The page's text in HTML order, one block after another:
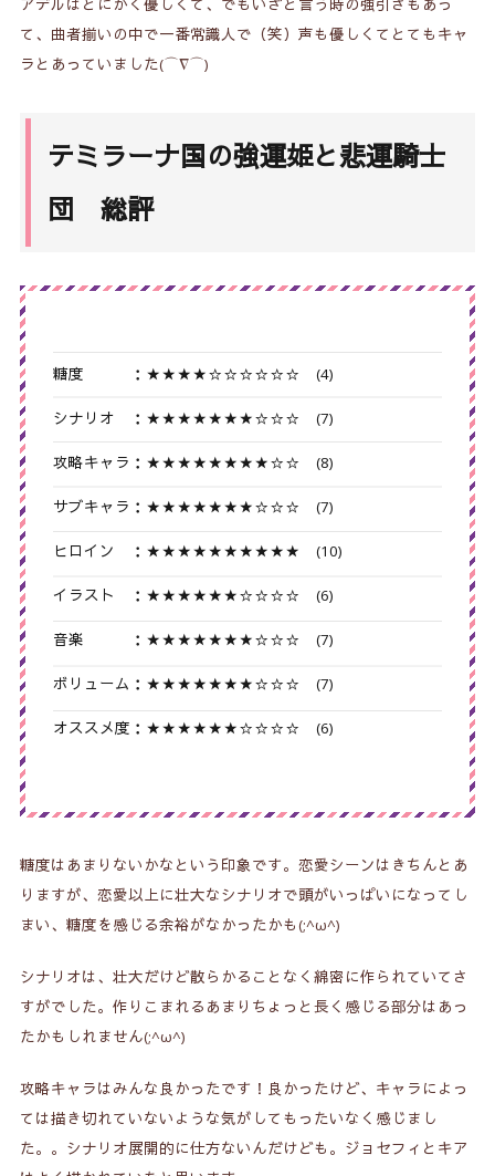
アデルはとにかく優しくて、でもいざと言う時の強引さもあっ
て、曲者揃いの中で一番常識人で（笑）声も優しくてとてもキャ
ラとあっていました(⌒∇⌒)
テミラーナ国の強運姫と悲運騎士
団 総評
糖度 ：★★★★☆☆☆☆☆☆ (4)
シナリオ ：★★★★★★★☆☆☆ (7)
攻略キャラ：★★★★★★★★☆☆ (8)
サブキャラ：★★★★★★★☆☆☆ (7)
ヒロイン ：★★★★★★★★★★ (10)
イラスト ：★★★★★★☆☆☆☆ (6)
音楽 ：★★★★★★★☆☆☆ (7)
ボリューム：★★★★★★★☆☆☆ (7)
オススメ度：★★★★★★☆☆☆☆ (6)
糖度はあまりないかなという印象です。恋愛シーンはきちんとあ
りますが、恋愛以上に壮大なシナリオで頭がいっぱいになってし
まい、糖度を感じる余裕がなかったかも(;^ω^)
シナリオは、壮大だけど散らかることなく綿密に作られていてさ
すがでした。作りこまれるあまりちょっと長く感じる部分はあっ
たかもしれません(;^ω^)
攻略キャラはみんな良かったです！良かったけど、キャラによっ
ては描き切れていないような気がしてもったいなく感じまし
た。。シナリオ展開的に仕方ないんだけども。ジョセフィとキア